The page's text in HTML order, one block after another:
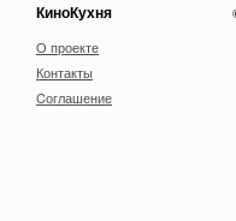
КиноКухня
О проекте
Контакты
Cоглашение